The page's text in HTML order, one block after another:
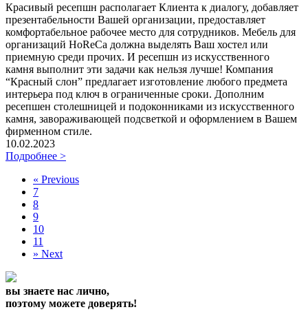
Красивый ресепшн располагает Клиента к диалогу, добавляет
презентабельности Вашей организации, предоставляет
комфортабельное рабочее место для сотрудников. Мебель для
организаций HoReCa должна выделять Ваш хостел или
приемную среди прочих. И ресепшн из искусственного
камня выполнит эти задачи как нельзя лучше! Компания
“Красный слон” предлагает изготовление любого предмета
интерьера под ключ в ограниченные сроки. Дополним
ресепшен столешницей и подоконниками из искусственного
камня, завораживающей подсветкой и оформлением в Вашем
фирменном стиле.
10.02.2023
Подробнее >
« Previous
7
8
9
10
11
» Next
вы знаете нас лично,
поэтому можете доверять!